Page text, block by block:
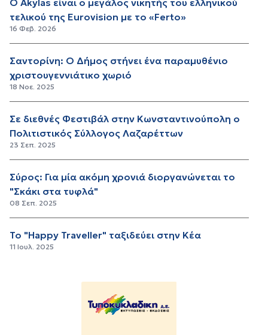
τελικού της Eurovision με το «Ferto»
16 Φεβ. 2026
Σαντορίνη: Ο Δήμος στήνει ένα παραμυθένιο
χριστουγεννιάτικο χωριό
18 Νοε. 2025
Σε διεθνές Φεστιβάλ στην Κωνσταντινούπολη ο
Πολιτιστικός Σύλλογος Λαζαρέττων
23 Σεπ. 2025
Σύρος: Για μία ακόμη χρονιά διοργανώνεται το
"Σκάκι στα τυφλά"
08 Σεπ. 2025
Το "Happy Traveller" ταξιδεύει στην Κέα
11 Ιουλ. 2025